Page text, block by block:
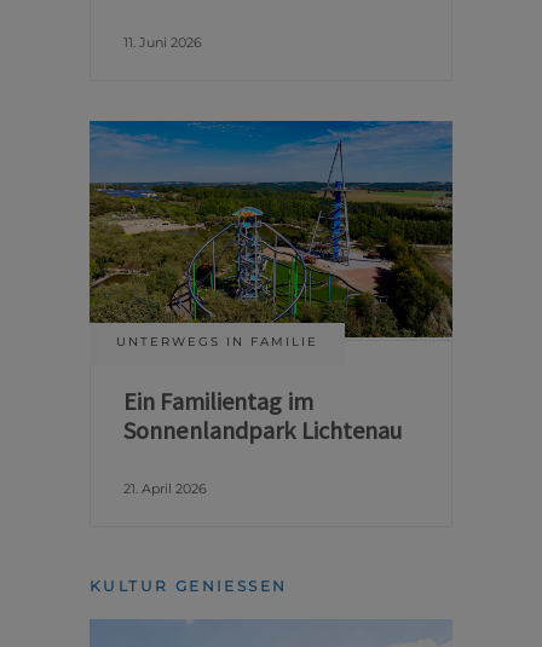
11. Juni 2026
UNTERWEGS IN FAMILIE
Ein Familientag im
Sonnenlandpark Lichtenau
21. April 2026
KULTUR GENIESSEN